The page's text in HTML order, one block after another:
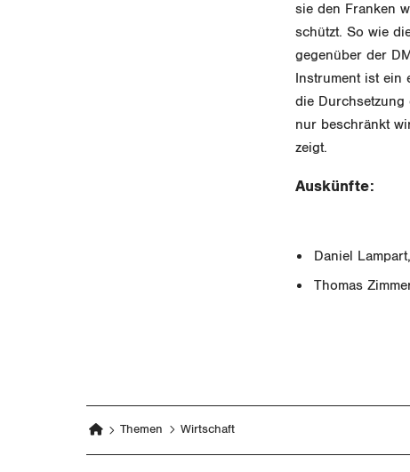
sie den Franken
schützt. So wie
gegenüber der
Instrument ist
die Durchsetzung
nur beschränkt
zeigt.
Auskünfte:
Daniel
Thomas
Themen Wirtschaft